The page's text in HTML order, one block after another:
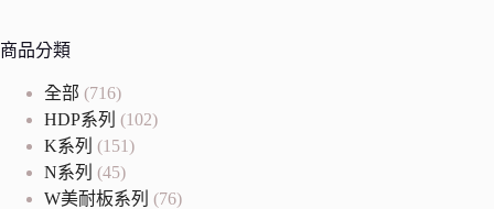
商品分類
全部 (716)
HDP系列 (102)
K系列 (151)
N系列 (45)
W美耐板系列 (76)